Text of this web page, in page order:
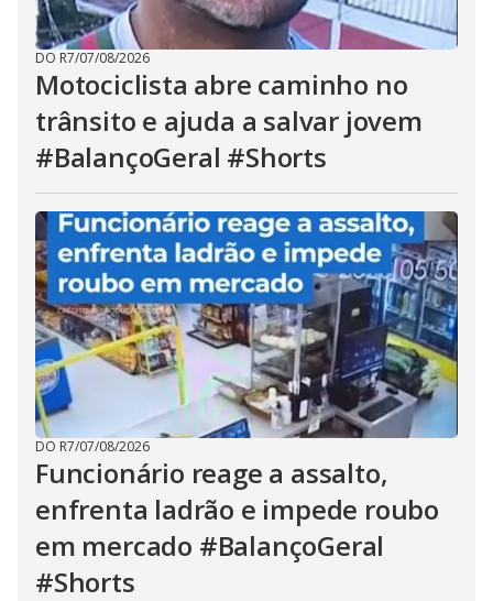
DO R7/07/08/2026
Motociclista abre caminho no
trânsito e ajuda a salvar jovem
#BalançoGeral #Shorts
DO R7/07/08/2026
Funcionário reage a assalto,
enfrenta ladrão e impede roubo
em mercado #BalançoGeral
#Shorts